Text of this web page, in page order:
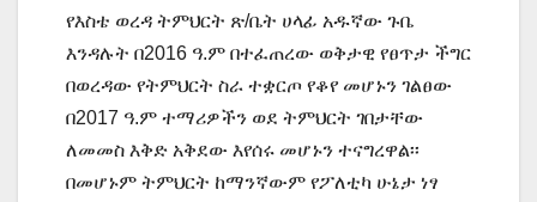
የእስቴ ወረዳ ትምህርት ጽ/ቤት ሀላፊ አዱኛው ጉቤ
እንዳሉት በ2016 ዓ.ም በተፈጠረው ወቅታዊ የፀጥታ ችግር
በወረዳው የትምህርት ስራ ተቋርጦ የቆየ መሆኑን ገልፀው
በ2017 ዓ.ም ተማሪዎችን ወደ ትምህርት ገበታቸው
ለመመስ እቅድ አቅደው እየሰሩ መሆኑን ተናግረዋል፡፡
በመሆኑም ትምህርት ከማንኛውም የፖለቲካ ሁኔታ ነፃ